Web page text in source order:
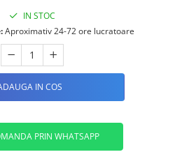
IN STOC
Aproximativ 24-72 ore lucratoare
IN COS
PRIN WHATSAPP